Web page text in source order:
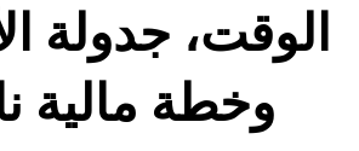
الوقت، جدولة
وخطة مالية